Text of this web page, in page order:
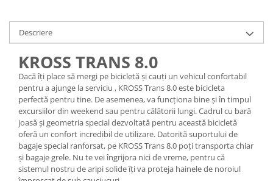
Za conectare rapidă
Manete frână
Manete combo
Piese manete
Manete schimbător
Manșoane și ghidolină
Ghidolină
Accesorii
Descriere
KROSS TRANS 8.0
Dacă îți place să mergi pe bicicletă și cauți un vehicul confortabil
pentru a ajunge la serviciu , KROSS Trans 8.0 este bicicleta
perfectă pentru tine. De asemenea, va funcționa bine și în timpul
excursiilor din weekend sau pentru călătorii lungi. Cadrul cu bară
joasă și geometria special dezvoltată pentru această bicicletă
oferă un confort incredibil de utilizare. Datorită suportului de
bagaje special ranforsat, pe KROSS Trans 8.0 poți transporta chiar
și bagaje grele. Nu te vei îngrijora nici de vreme, pentru că
sistemul nostru de aripi solide îți va proteja hainele de noroiul